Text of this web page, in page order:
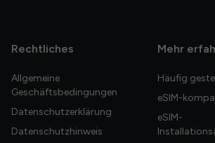
Rechtliches
Allgemeine
Geschäftsbedingungen
Datenschutzerklärung
Datenschutzhinweis
Mehr
Häufig
eSIM-
eSIM-